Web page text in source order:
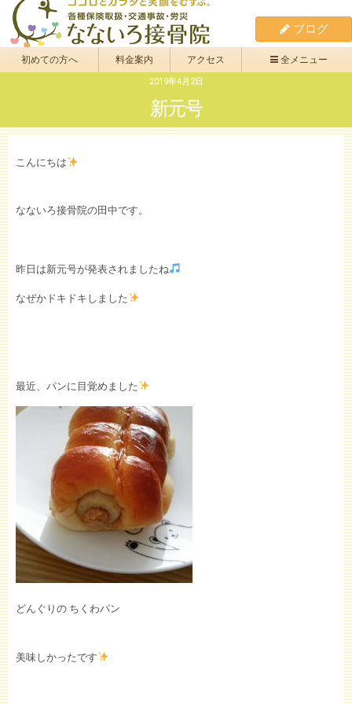
ブログ
初めての方へ 料金案内 アクセス 全メニュー
2019年4月2日
新元号
こんにちは
なないろ接骨院の田中です。
昨日は新元号が発表されましたね
なぜかドキドキしました
最近、パンに目覚めました
どんぐりの ちくわパン
美味しかったです